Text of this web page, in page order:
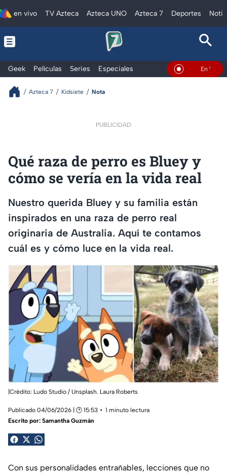
en vivo TV Azteca Azteca UNO Azteca 7 Deportes
Geek Películas Series Especiales En Vivo
Azteca 7 Kidsiete Nota
PUBLICIDAD
Qué raza de perro es Bluey y
cómo se vería en la vida real
Nuestro querida Bluey y su familia están
inspirados en una raza de perro real
originaria de Australia. Aquí te contamos
cuál es y cómo luce en la vida real.
|Crédito: Ludo Studio / Unsplash. Laura Roberts
Publicado 04/06/2026 | 🕑 15:53
1 minuto lectura
Escrito por: Samantha Guzmán
Con sus personalidades entrañables, lecciones que no